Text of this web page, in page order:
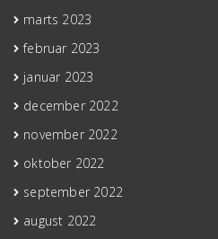
marts 2023
februar 2023
januar 2023
december 2022
november 2022
oktober 2022
september 2022
august 2022